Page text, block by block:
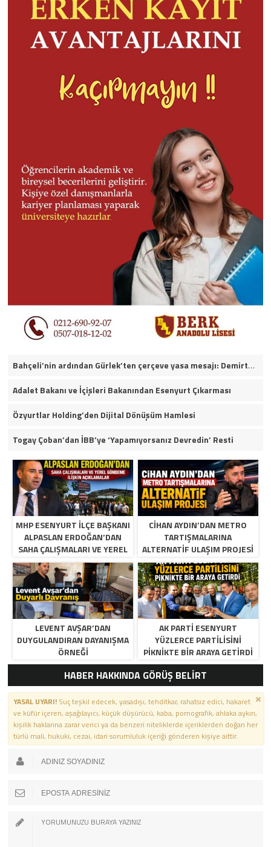
Bahçeli’nin ardından Gürlek’ten çerçeve yasa mesajı: Demirtaş ve Ahmet Özer yararlanamayacak
Adalet Bakanı ve İçişleri Bakanından Esenyurt Çıkarması
Özyurtlar Holding’den Dijital Dönüşüm Hamlesi
Togay Çoban’dan İBB’ye ‘Yapamıyorsanız Devredin’ Resti
MHP ESENYURT İLÇE BAŞKANI
ALPASLAN ERDOĞAN’DAN
SAHA ÇALIŞMALARI VE YEREL
GÜNDEME İLIŞKIN
AÇIKLAMALAR
CIHAN AYDIN’DAN METRO
TARTIŞMALARINA
ALTERNATIF ULAŞIM PROJESI
LEVENT AVŞAR’DAN
DUYGULANDIRAN DAYANIŞMA
ÖRNEĞI
AK PARTI ESENYURT
YÜZLERCE PARTILISINI
PIKNIKTE BIR ARAYA GETIRDI
HABER HAKKINDA GÖRÜŞ BELİRT
YASAL UYARI! Suç teşkil edecek, yasadışı, tehditkar, rahatsız edici, hakaret
ve küfür içeren, aşağılayıcı, küçük düşürücü, kaba, pornografik, ahlaka aykırı,
kişilik haklarına zarar verici ya da benzeri niteliklerde içeriklerden doğan her
türlü mali, hukuki, cezai, idari sorumluluk içeriği gönderen kişiye aittir.